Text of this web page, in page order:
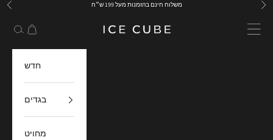
דילוג לתוכן משלוח חינם בהזמנות מעל 199 ש״ח הבא
ICE CUBE תפריט חיפושעגלת קניות
חדש
בגדים
מחויט